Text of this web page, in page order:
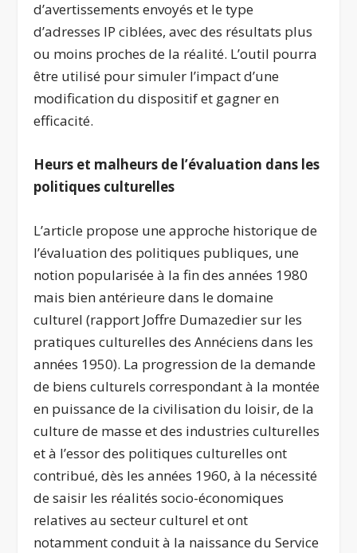
d’avertissements envoyés et le type
d’adresses IP ciblées, avec des résultats plus
ou moins proches de la réalité. L’outil pourra
être utilisé pour simuler l’impact d’une
modification du dispositif et gagner en
efficacité.
Heurs et malheurs de l’évaluation dans les
politiques culturelles
L’article propose une approche historique de
l’évaluation des politiques publiques, une
notion popularisée à la fin des années 1980
mais bien antérieure dans le domaine
culturel (rapport Joffre Dumazedier sur les
pratiques culturelles des Annéciens dans les
années 1950). La progression de la demande
de biens culturels correspondant à la montée
en puissance de la civilisation du loisir, de la
culture de masse et des industries culturelles
et à l’essor des politiques culturelles ont
contribué, dès les années 1960, à la nécessité
de saisir les réalités socio-économiques
relatives au secteur culturel et ont
notamment conduit à la naissance du Service